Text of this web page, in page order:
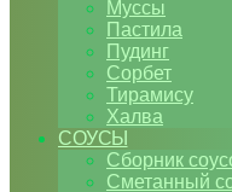
Муссы
Пастила
Пудинг
Сорбет
Тирамису
Халва
СОУСЫ
Сборник
Сметанный